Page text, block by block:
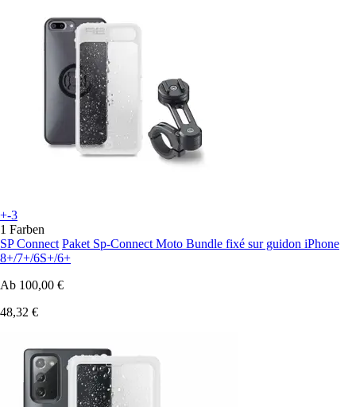
+-3
1 Farben
SP Connect Paket Sp-Connect Moto Bundle fixé sur guidon iPhone
8+/7+/6S+/6+
Ab 100,00 €
48,32 €